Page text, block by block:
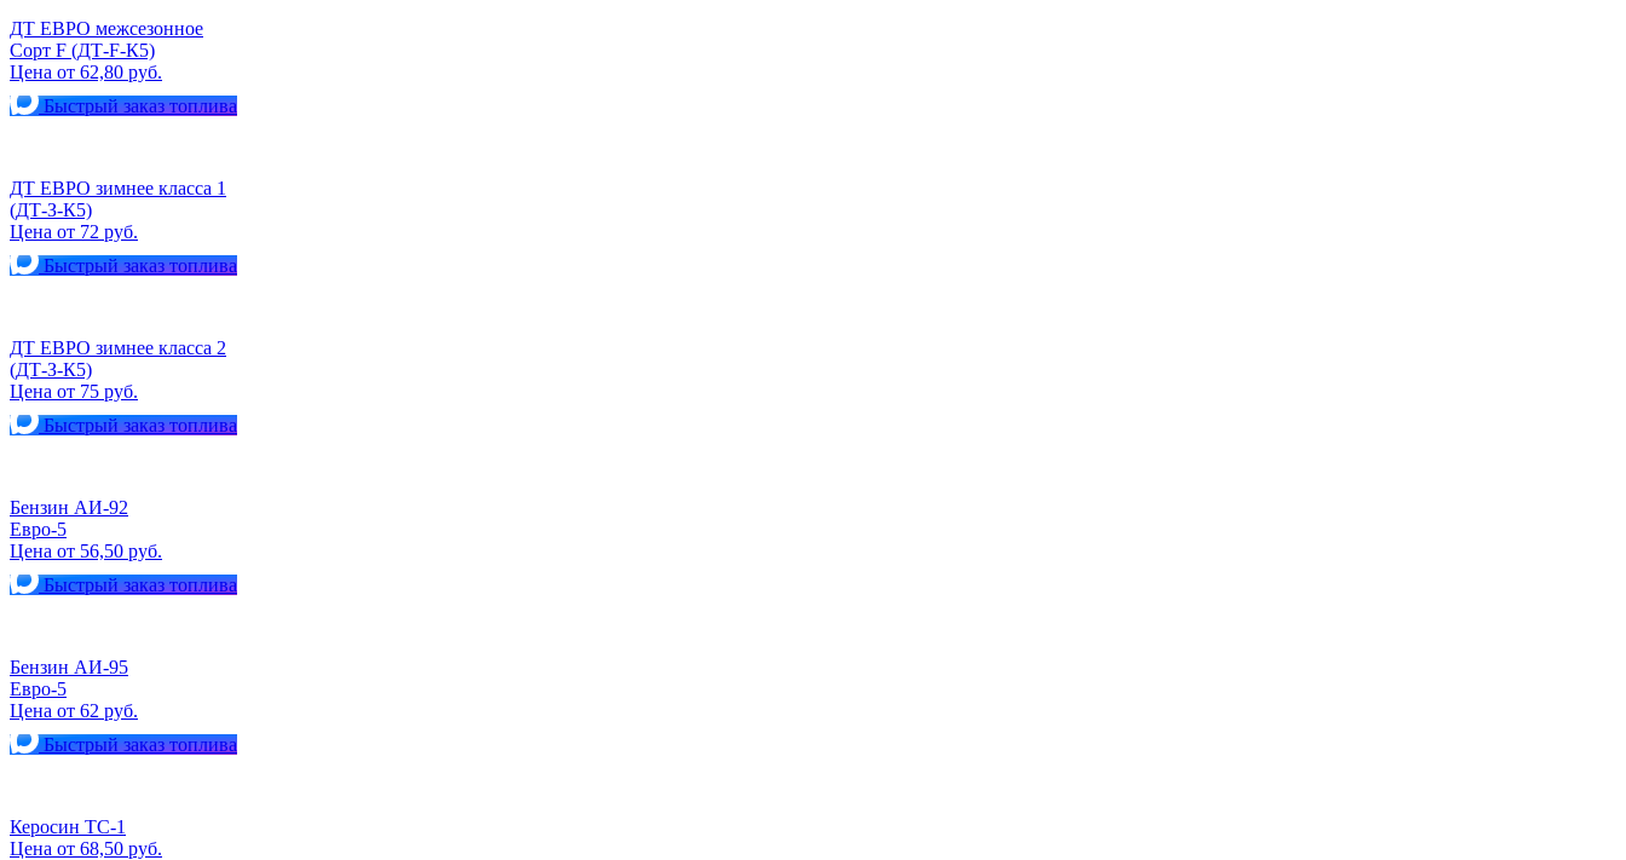
ДТ ЕВРО межсезонное
Сорт F (ДТ-F-К5)
Цена от 62,80 руб.
Быстрый заказ топлива
ДТ ЕВРО зимнее класса 1
(ДТ-З-К5)
Цена от 72 руб.
Быстрый заказ топлива
ДТ ЕВРО зимнее класса 2
(ДТ-З-К5)
Цена от 75 руб.
Быстрый заказ топлива
Бензин АИ-92
Евро-5
Цена от 56,50 руб.
Быстрый заказ топлива
Бензин АИ-95
Евро-5
Цена от 62 руб.
Быстрый заказ топлива
Керосин ТС-1
Цена от 68,50 руб.